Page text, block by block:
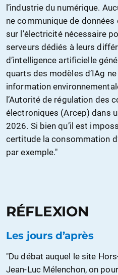
l’industrie du numérique.
ne communique de
sur l’électricité nécessaire
serveurs dédiés à leurs
d’intelligence artificielle
quarts des modèles d’IAg ne
information
l’Autorité de régulation des
électroniques (Arcep) dans
2026. Si bien qu’il est
certitude la consommation
par exemple."
RÉFLEXION
Les jours d’après
"Du débat auquel le site
Jean-Luc Mélenchon, on